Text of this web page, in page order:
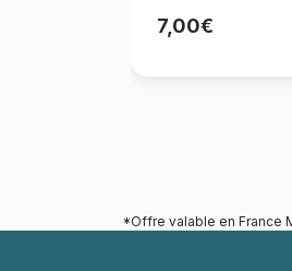
7,00€
*Offre valable en France